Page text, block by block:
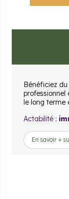
Bénéficiez
professionnel
le long terme
Actabilité :
En savoir +